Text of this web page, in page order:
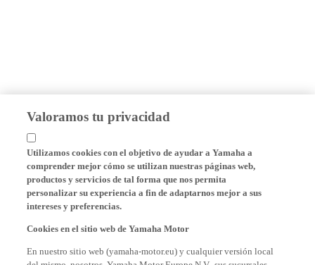
Valoramos tu privacidad
Utilizamos cookies con el objetivo de ayudar a Yamaha a
comprender mejor cómo se utilizan nuestras páginas web,
productos y servicios de tal forma que nos permita
personalizar su experiencia a fin de adaptarnos mejor a sus
intereses y preferencias.
del mismo, nosotros, Yamaha Motor Europe N.V., sus sucursales